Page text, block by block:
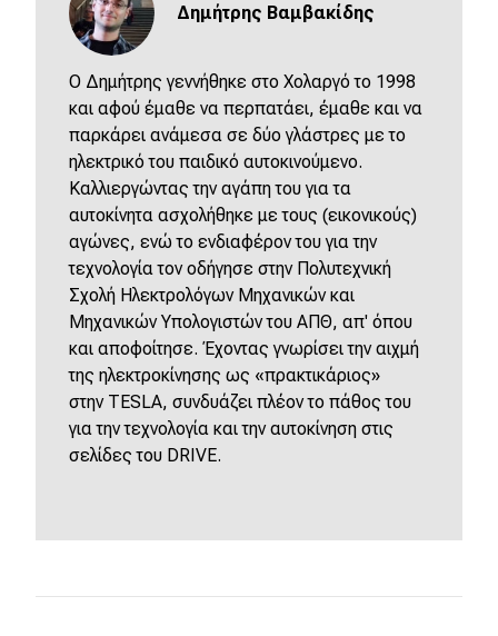
Δημήτρης Βαμβακίδης
Ο Δημήτρης γεννήθηκε στο Χολαργό το 1998
και αφού έμαθε να περπατάει, έμαθε και να
παρκάρει ανάμεσα σε δύο γλάστρες με το
ηλεκτρικό του παιδικό αυτοκινούμενο.
Καλλιεργώντας την αγάπη του για τα
αυτοκίνητα ασχολήθηκε με τους (εικονικούς)
αγώνες, ενώ το ενδιαφέρον του για την
τεχνολογία τον οδήγησε στην Πολυτεχνική
Σχολή Ηλεκτρολόγων Μηχανικών και
Μηχανικών Υπολογιστών του ΑΠΘ, απ' όπου
και αποφοίτησε. Έχοντας γνωρίσει την αιχμή
της ηλεκτροκίνησης ως «πρακτικάριος»
στην TESLA, συνδυάζει πλέον το πάθος του
για την τεχνολογία και την αυτοκίνηση στις
σελίδες του DRIVE.